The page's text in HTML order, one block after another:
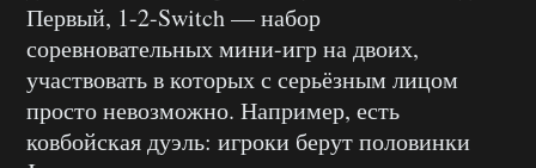
Первый, 1-2-Switch — набор
соревновательных мини-игр на двоих,
участвовать в которых с серьёзным лицом
просто невозможно. Например, есть
ковбойская дуэль: игроки берут половинки